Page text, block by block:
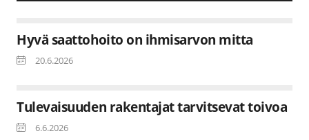
Hyvä saattohoito on ihmisarvon mitta
20.6.2026
Tulevaisuuden rakentajat tarvitsevat toivoa
6.6.2026